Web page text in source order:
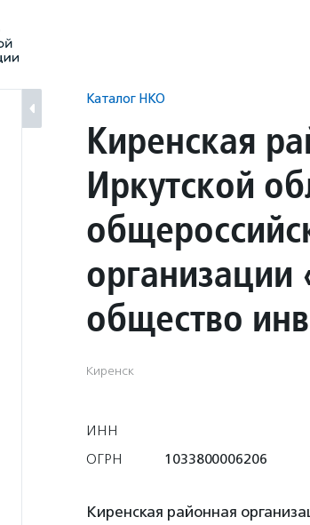
Каталог НКО
Киренская
Иркутской
организации
общество
Киренск
ИНН
ОГРН
1033800006206
Киренская районная